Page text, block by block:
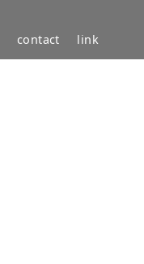
contact link